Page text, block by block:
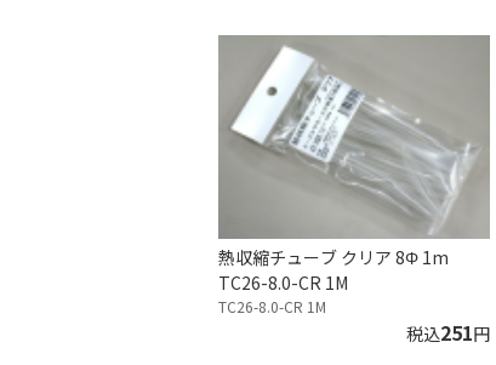
熱収縮チューブ クリア 8Φ 1m
TC26-8.0-CR 1M
TC26-8.0-CR 1M
税込251円